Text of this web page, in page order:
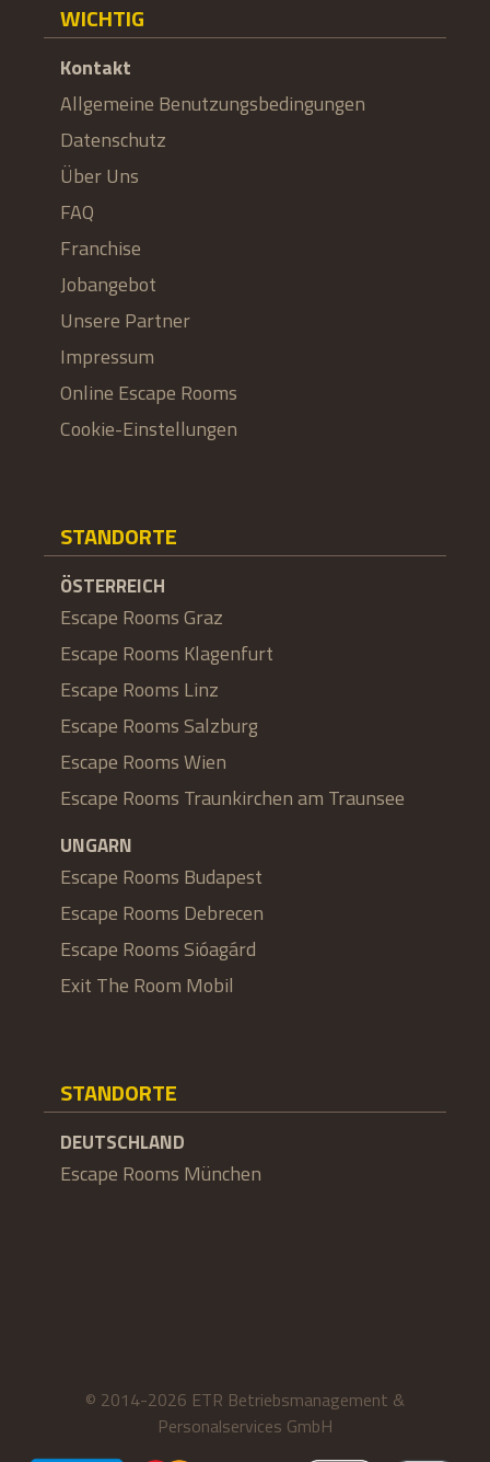
WICHTIG
Kontakt
Allgemeine Benutzungsbedingungen
Datenschutz
Über Uns
FAQ
Franchise
Jobangebot
Unsere Partner
Impressum
Online Escape Rooms
Cookie-Einstellungen
STANDORTE
ÖSTERREICH
Escape Rooms Graz
Escape Rooms Klagenfurt
Escape Rooms Linz
Escape Rooms Salzburg
Escape Rooms Wien
Escape Rooms Traunkirchen am Traunsee
UNGARN
Escape Rooms Budapest
Escape Rooms Debrecen
Escape Rooms Sióagárd
Exit The Room Mobil
STANDORTE
DEUTSCHLAND
Escape Rooms München
© 2014-2026 ETR Betriebsmanagement &
Personalservices GmbH